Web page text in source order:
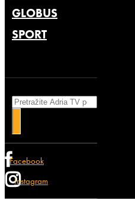
GLOBUS
SPORT
Facebook
Instagram